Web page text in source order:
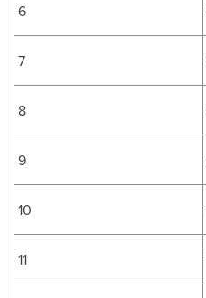
6
7
8
9
10
11